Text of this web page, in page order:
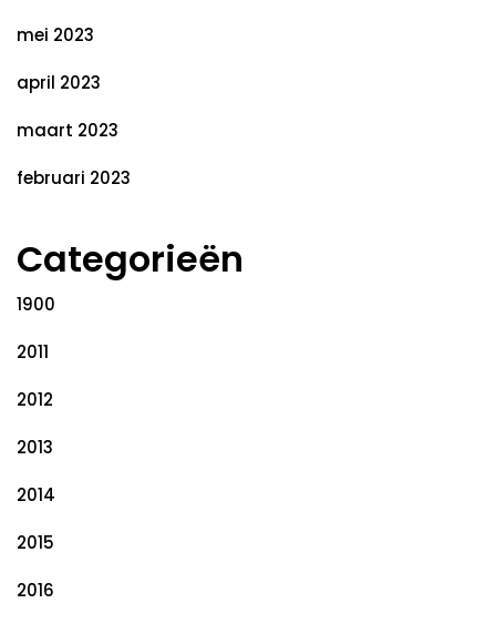
mei 2023
april 2023
maart 2023
februari 2023
Categorieën
1900
2011
2012
2013
2014
2015
2016